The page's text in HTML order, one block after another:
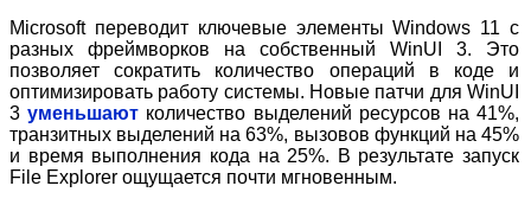
Microsoft переводит ключевые элементы Windows 11 с
разных фреймворков на собственный WinUI 3. Это
позволяет сократить количество операций в коде и
оптимизировать работу системы. Новые патчи для WinUI
3уменьшают количество выделений ресурсов на 41%,
транзитных выделений на 63%, вызовов функций на 45%
и время выполнения кода на 25%. В результате запуск
File Explorer ощущается почти мгновенным.